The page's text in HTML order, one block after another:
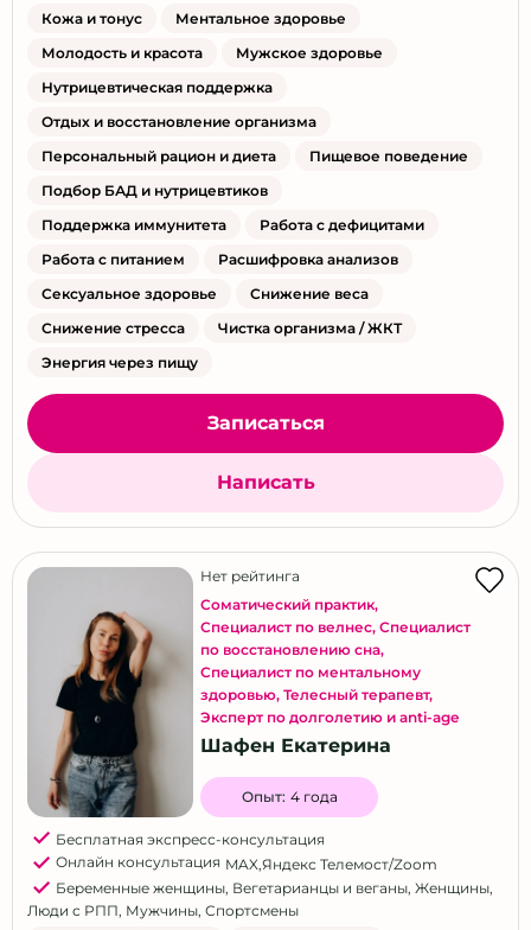
Кожа и тонус
Ментальное здоровье
Молодость и красота
Мужское здоровье
Нутрицевтическая поддержка
Отдых и восстановление организма
Персональный рацион и диета
Пищевое поведение
Подбор БАД и нутрицевтиков
Поддержка иммунитета
Работа с дефицитами
Работа с питанием
Расшифровка анализов
Сексуальное здоровье
Снижение веса
Снижение стресса
Чистка организма / ЖКТ
Энергия через пищу
Записаться
Написать
Нет рейтинга
Соматический практик,
Специалист по велнес, Специалист
по восстановлению сна,
Специалист по ментальному
здоровью, Телесный терапевт,
Эксперт по долголетию и anti-age
Шафен Екатерина
Опыт: 4 года
Бесплатная экспресс-консультация
Онлайн консультация MAX,Яндекс Телемост/Zoom
Беременные женщины, Вегетарианцы и веганы, Женщины,
Люди с РПП, Мужчины, Спортсмены